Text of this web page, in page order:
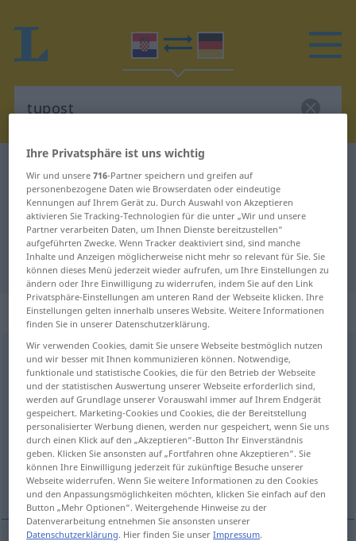
Kroatisch-Deutsch Übersetzung für
"tupost"
"tupost" Deutsch Übersetzung
„tupost“: ženski rod
tupostf <-osti ;instrsg-osti, -ošću >
Übersicht aller Übersetzungen
(Für mehr Details die Übersetzung anklicken/antippen)
Stumpfheit, Apathie
Abgestumpftheit Stumpfsinnigkeit Blödheit
Ihre Privatsphäre ist uns wichtig
Wir und unsere716-Partner speichern und greifen auf
personenbezogene Daten wie Browserdaten oder eindeutige
Kennungen auf Ihrem Gerät zu. Durch Auswahl von Akzeptieren
aktivieren Sie Tracking-Technologien für die unter „Wir und unsere
Partner verarbeiten Daten, um Ihnen Dienste bereitzustellen“
aufgeführten Zwecke. Wenn Tracker deaktiviert sind, sind manche
Inhalte und Anzeigen möglicherweise nicht mehr so relevant für Sie. Sie
können dieses Menü jederzeit wieder aufrufen, um Ihre Einstellungen zu
ändern oder Ihre Einwilligung zu widerrufen, indem Sie auf den Link
Privatsphäre-Einstellungen am unteren Rand der Webseite klicken. Ihre
Einstellungen gelten innerhalb unseres Website. Weitere Informationen
finden Sie in unserer Datenschutzerklärung.
Wir verwenden Cookies, damit Sie unsere Webseite bestmöglich nutzen
und wir besser mit Ihnen kommunizieren können. Notwendige,
funktionale und statistische Cookies, die für den Betrieb der Webseite
und der statistischen Auswertung unserer Webseite erforderlich sind,
werden auf Grundlage unserer Vorauswahl immer auf Ihrem Endgerät
gespeichert. Marketing-Cookies und Cookies, die der Bereitstellung
personalisierter Werbung dienen, werden nur gespeichert, wenn Sie uns
durch einen Klick auf den „Akzeptieren“-Button Ihr Einverständnis
geben. Klicken Sie ansonsten auf „Fortfahren ohne Akzeptieren“. Sie
können Ihre Einwilligung jederzeit für zukünftige Besuche unserer
Webseite widerrufen. Wenn Sie weitere Informationen zu den Cookies
und den Anpassungsmöglichkeiten möchten, klicken Sie einfach auf den
Button „Mehr Optionen“. Weitergehende Hinweise zu der
Datenverarbeitung entnehmen Sie ansonsten unserer
Datenschutzerklärung. Hier finden Sie unserImpressum.